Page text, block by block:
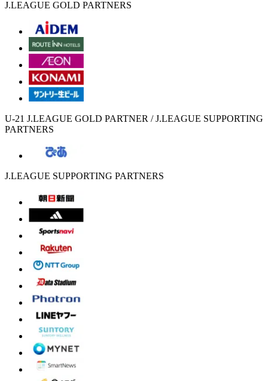
J.LEAGUE GOLD PARTNERS
U-21 J.LEAGUE GOLD PARTNER / J.LEAGUE SUPPORTING
PARTNERS
J.LEAGUE SUPPORTING PARTNERS